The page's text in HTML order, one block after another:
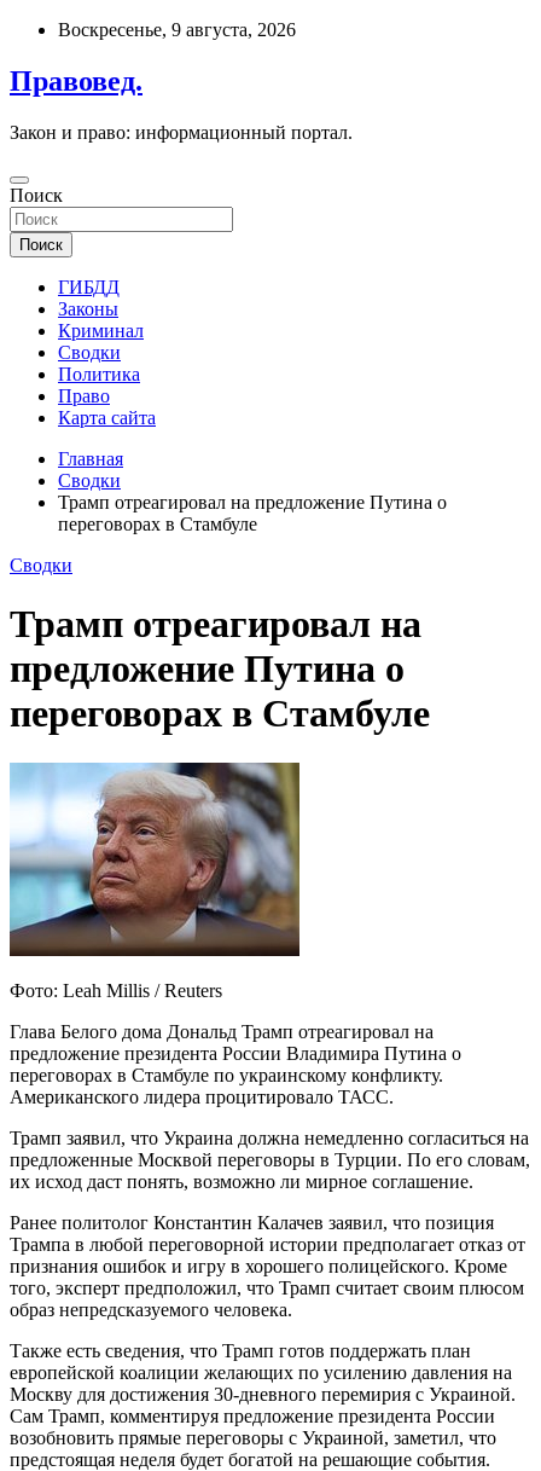
Перейти
содержимому
Воскресенье, 9 августа, 2026
Правовед.
Закон и право: информационный портал.
Поиск
Поиск
ГИБДД
Законы
Криминал
Сводки
Политика
Право
Карта сайта
Главная
Сводки
Трамп отреагировал на предложение Путина о
переговорах в Стамбуле
Сводки
Трамп отреагировал на
предложение Путина о
переговорах в Стамбуле
Фото: Leah Millis / Reuters
Глава Белого дома Дональд Трамп отреагировал на
предложение президента России Владимира Путина о
переговорах в Стамбуле по украинскому конфликту.
Американского лидера процитировало ТАСС.
Трамп заявил, что Украина должна немедленно согласиться на
предложенные Москвой переговоры в Турции. По его словам,
их исход даст понять, возможно ли мирное соглашение.
Ранее политолог Константин Калачев заявил, что позиция
Трампа в любой переговорной истории предполагает отказ от
признания ошибок и игру в хорошего полицейского. Кроме
того, эксперт предположил, что Трамп считает своим плюсом
образ непредсказуемого человека.
Также есть сведения, что Трамп готов поддержать план
европейской коалиции желающих по усилению давления на
Москву для достижения 30-дневного перемирия с Украиной.
Сам Трамп, комментируя предложение президента России
возобновить прямые переговоры с Украиной, заметил, что
предстоящая неделя будет богатой на решающие события.